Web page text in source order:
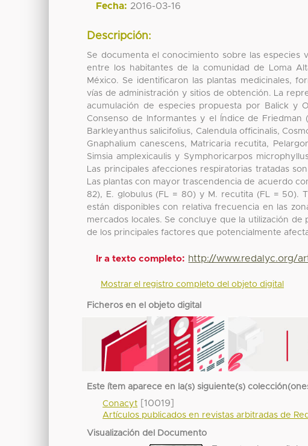
Fecha: 2016-03-16
Descripción:
Se documenta el conocimiento sobre las especies
entre los habitantes de la comunidad de Loma
México. Se identificaron las plantas medicinales,
vías de administración y sitios de obtención. La
acumulación de especies propuesta por Balick y
Consenso de Informantes y el Índice de
Barkleyanthus salicifolius, Calendula officinalis,
Gnaphalium canescens, Matricaria recutita,
Simsia amplexicaulis y Symphoricarpos
Las principales afecciones respiratorias tratadas
Las plantas con mayor trascendencia de acuerdo
82), E. globulus (FL = 80) y M. recutita (FL = 50).
están disponibles con relativa frecuencia en las
mercados locales. Se concluye que la utilización
de los principales factores que potencialmente
Ir a texto completo: http://www.redalyc.org/
Mostrar el registro completo del objeto digital
Ficheros en el objeto digital
Este ítem aparece en la(s) siguiente(s)
Conacyt [10019]
Artículos publicados en revistas arbitradas de
Visualización del Documento